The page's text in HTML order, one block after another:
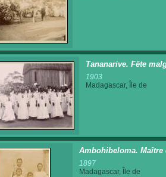
Tananarive. Fête
1903
Madagascar, Île de
Ambohibeloma. Maître
1897
Madagascar, Île de